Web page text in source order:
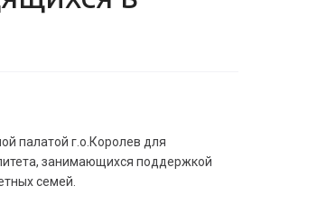
палатой г.о.Королев для
занимающихся поддержкой
семей.